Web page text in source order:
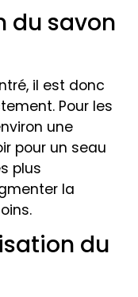
du savon
il est donc
Pour les
une
pour un seau
plus
la
du